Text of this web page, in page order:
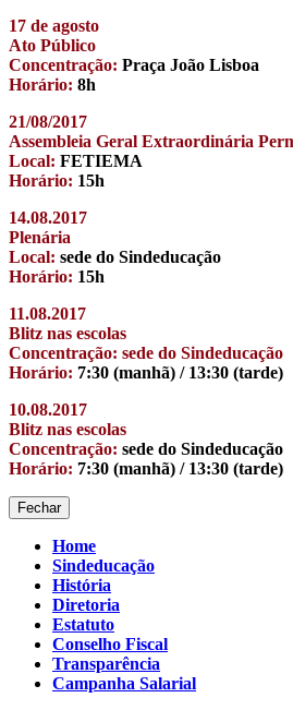
17 de agosto
Ato Público
Concentração: Praça João Lisboa
Horário: 8h
21/08/2017
Assembleia Geral Extraordinária
Local: FETIEMA
Horário: 15h
14.08.2017
Plenária
Local: sede do Sindeducação
Horário: 15h
11.08.2017
Blitz nas escolas
Concentração: sede do Sindeducação
Horário: 7:30 (manhã) / 13:30 (tarde)
10.08.2017
Blitz nas escolas
Concentração: sede do Sindeducação
Horário: 7:30 (manhã) / 13:30 (tarde)
Fechar
Home
Sindeducação
História
Diretoria
Estatuto
Conselho Fiscal
Transparência
Campanha Salarial